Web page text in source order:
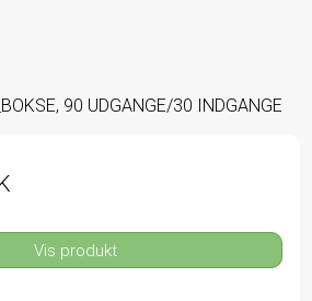
90 UDGANGE/30 INDGANGE
Vis produkt